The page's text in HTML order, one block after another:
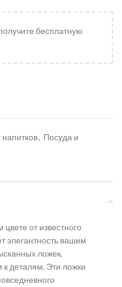
бесплатную
, Посуда и
от известного
элегантность вашим
ложек,
деталям. Эти ложки